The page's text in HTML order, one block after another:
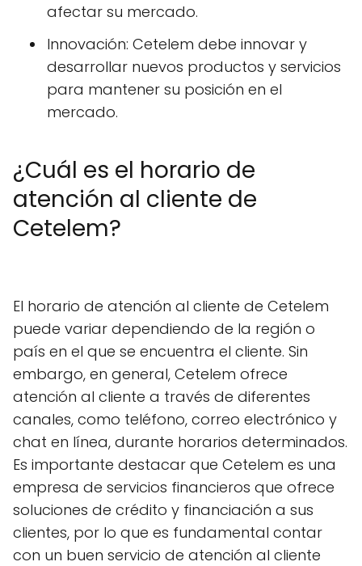
afectar su mercado.
Innovación: Cetelem debe innovar y
desarrollar nuevos productos y servicios
para mantener su posición en el
mercado.
¿Cuál es el horario de
atención al cliente de
Cetelem?
El horario de atención al cliente de Cetelem
puede variar dependiendo de la región o
país en el que se encuentra el cliente. Sin
embargo, en general, Cetelem ofrece
atención al cliente a través de diferentes
canales, como teléfono, correo electrónico y
chat en línea, durante horarios determinados.
Es importante destacar que Cetelem es una
empresa de servicios financieros que ofrece
soluciones de crédito y financiación a sus
clientes, por lo que es fundamental contar
con un buen servicio de atención al cliente